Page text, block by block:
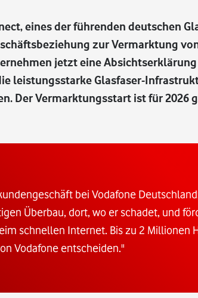
eines der führenden deutschen
zur Vermarktung
jetzt eine
leistungsstarke Glasfaser-
Der Vermarktungsstart ist für 2026
bei Vodafone
Überbau, dort, wo er schadet, und
schnellen Internet. Bis zu 2 Millionen
Vodafone entscheiden."